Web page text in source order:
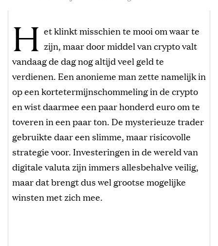
H et klinkt misschien te mooi om waar te
zijn, maar door middel van crypto valt
vandaag de dag nog altijd veel geld te
verdienen. Een anonieme man zette namelijk in
op een kortetermijnschommeling in de crypto
en wist daarmee een paar honderd euro om te
toveren in een paar ton. De mysterieuze trader
gebruikte daar een slimme, maar risicovolle
strategie voor. Investeringen in de wereld van
digitale valuta zijn immers allesbehalve veilig,
maar dat brengt dus wel grootse mogelijke
winsten met zich mee.